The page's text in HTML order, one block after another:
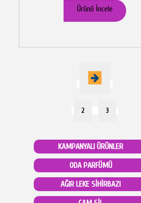
Ürünü İncele
2 3
KAMPANYALI ÜRÜNLER
ODA PARFÜMÜ
AĞIR LEKE SİHİRBAZI